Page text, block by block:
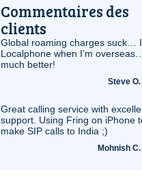
Commentaires des
clients
Global roaming charges suck…
Localphone when I’m
much better!
Steve O.
Great calling service with
support. Using Fring on iPhone
make SIP calls to India ;)
Mohnish C.